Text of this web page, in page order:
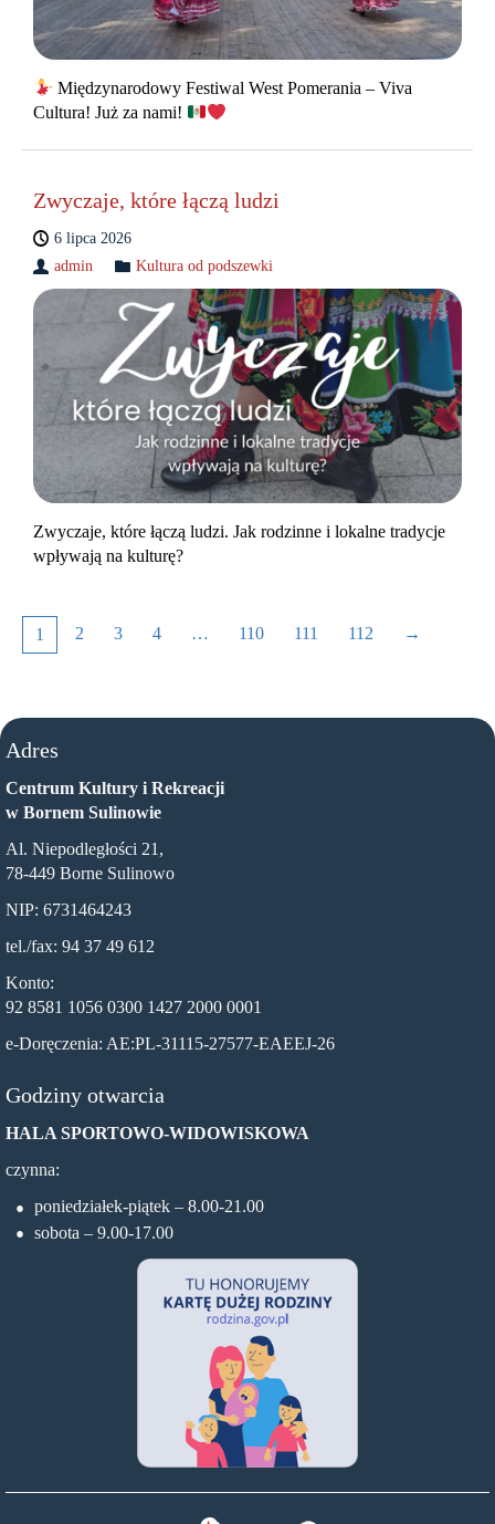
Międzynarodowy Festiwal West Pomerania – Viva
Cultura! Już za nami!
Zwyczaje, które łączą ludzi
6 lipca 2026
admin
Kultura od podszewki
Zwyczaje, które łączą ludzi. Jak rodzinne i lokalne tradycje
wpływają na kulturę?
1 2 3 4 … 110 111 112 →
Adres
Centrum Kultury i Rekreacji
w Bornem Sulinowie
Al. Niepodległości 21,
78-449 Borne Sulinowo
NIP: 6731464243
tel./fax: 94 37 49 612
Konto:
92 8581 1056 0300 1427 2000 0001
e-Doręczenia: AE:PL-31115-27577-EAEEJ-26
Godziny otwarcia
HALA SPORTOWO-WIDOWISKOWA
czynna:
poniedziałek-piątek – 8.00-21.00
sobota – 9.00-17.00